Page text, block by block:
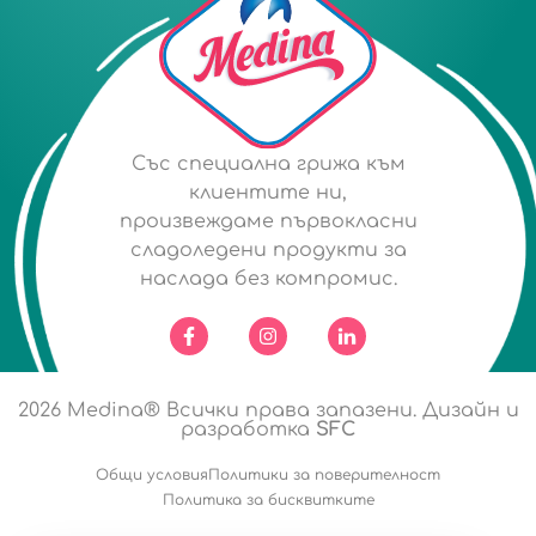
Със специална грижа към
клиентите ни,
произвеждаме първокласни
сладоледени продукти за
наслада без компромис.
2026Medina® Всички права запазени. Дизайн и
разработка SFC
Общи условияПолитики за поверителност
Политика за бисквитките